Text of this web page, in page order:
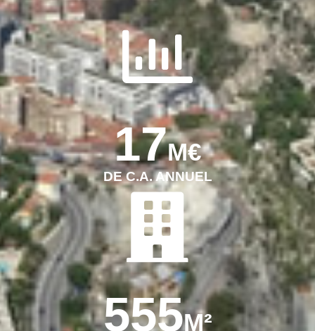
DE C.A. ANNUEL
17M€
555M²